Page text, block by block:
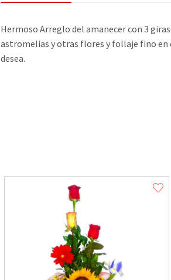
Hermoso Arreglo del amanecer con 3
astromelias y otras flores y follaje fino en
desea.